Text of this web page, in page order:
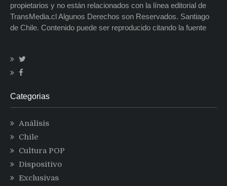
propietarios y no están relacionados con la línea editorial de
TransMedia.cl Algunos Derechos son Reservados. Santiago
de Chile. Contenido puede ser reproducido citando la fuente
Categorias
Análisis
Chile
Cultura POP
Dispositivo
Exclusivas